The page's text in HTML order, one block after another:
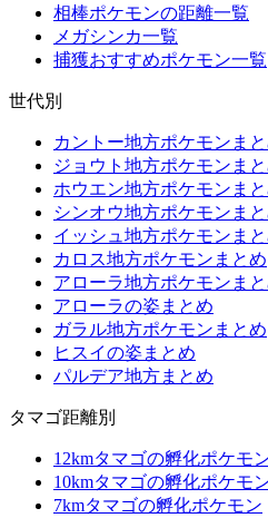
相棒ポケモンの距離一覧
メガシンカ一覧
捕獲おすすめポケモン一覧
世代別
カントー地方ポケモンま
ジョウト地方ポケモンま
ホウエン地方ポケモンま
シンオウ地方ポケモンま
イッシュ地方ポケモンま
カロス地方ポケモンまとめ
アローラ地方ポケモンま
アローラの姿まとめ
ガラル地方ポケモンまとめ
ヒスイの姿まとめ
パルデア地方まとめ
タマゴ距離別
12kmタマゴの孵化ポケモ
10kmタマゴの孵化ポケモ
7kmタマゴの孵化ポケモン